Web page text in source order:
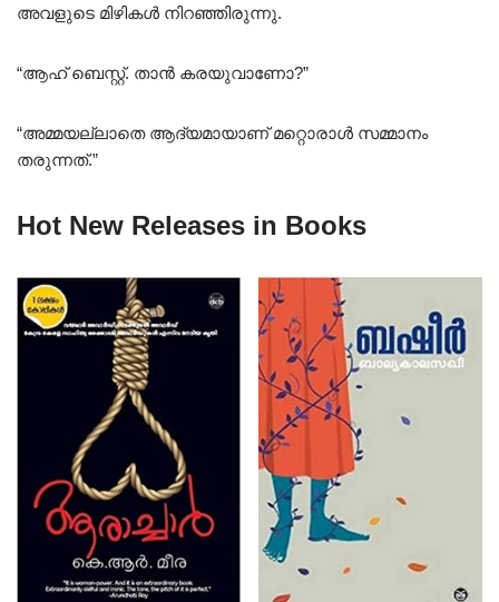
അവളുടെ മിഴികൾ നിറഞ്ഞിരുന്നു.
“ആഹ് ബെസ്റ്റ്. താൻ കരയുവാണോ?”
“അമ്മയല്ലാതെ ആദ്യമായാണ് മറ്റൊരാൾ സമ്മാനം
തരുന്നത്.”
Hot New Releases in Books